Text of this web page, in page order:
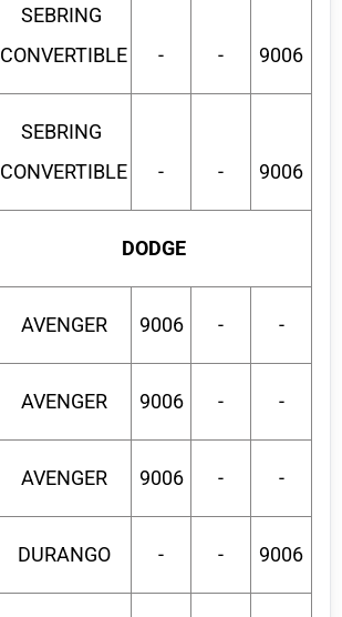
SEBRING
CONVERTIBLE
- - 9006
SEBRING
CONVERTIBLE
- - 9006
DODGE
AVENGER 9006 - -
AVENGER 9006 - -
AVENGER 9006 - -
DURANGO - - 9006